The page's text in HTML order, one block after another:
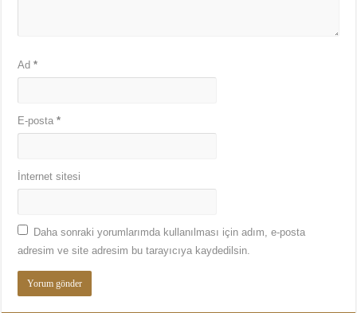
Ad*
E-posta*
İnternet sitesi
Daha sonraki yorumlarımda kullanılması için adım, e-posta
adresim ve site adresim bu tarayıcıya kaydedilsin.